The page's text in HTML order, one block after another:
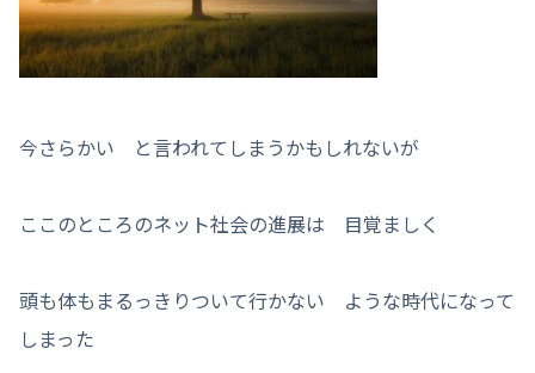
今さらかい と言われてしまうかもしれないが
ここのところのネット社会の進展は 目覚ましく
頭も体もまるっきりついて行かない ような時代になって
しまった